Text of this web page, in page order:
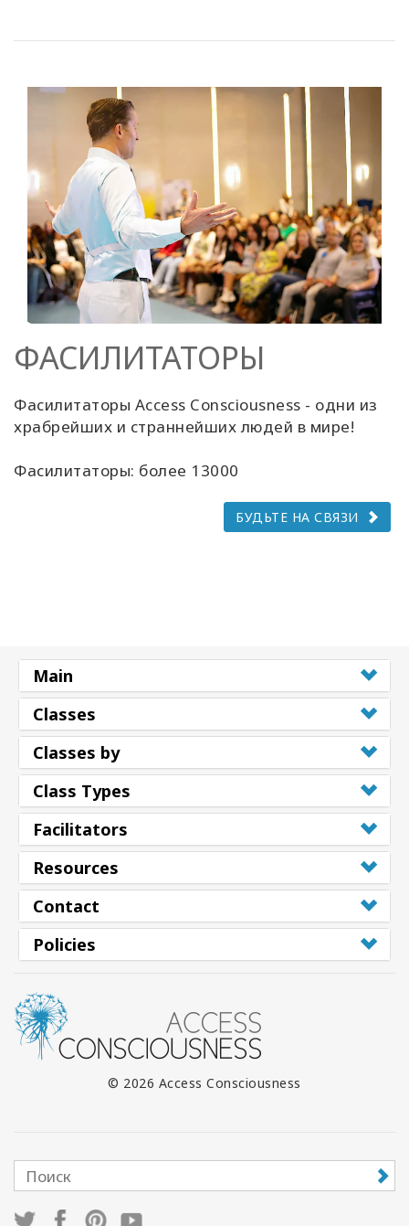
ФАСИЛИТАТОРЫ
Фасилитаторы Access Consciousness - одни из
храбрейших и страннейших людей в мире!
Фасилитаторы: более 13000
БУДЬТЕ НА СВЯЗИ
Main
Classes
Classes by
Class Types
Facilitators
Resources
Contact
Policies
© 2026 Access Consciousness